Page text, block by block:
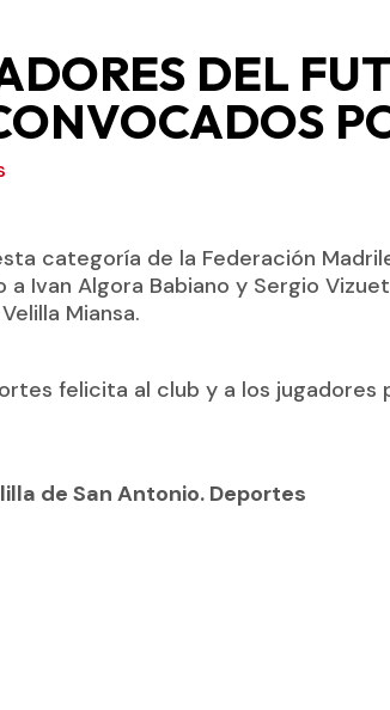
DEL
categoría de la Federación
a Ivan Algora Babiano y Sergio
Miansa.
felicita al club y a los jugadores
de San Antonio. Deportes